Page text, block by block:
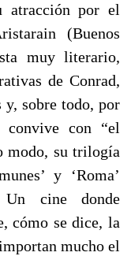
atracción por el
(Buenos
muy literario,
de Conrad,
y, sobre todo, por
con “el
modo, su trilogía
y ‘Roma’
cine donde
cómo se dice, la
mucho el